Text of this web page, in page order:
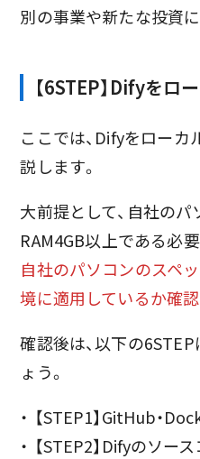
別の事業や新たな投資
【6STEP】Difyをロ
ここでは、Difyをロー
説します。
大前提として、自社のパ
RAM4GB以上である必
自社のパソコンのスペ
境に適用しているか確認
確認後は、以下の
ょう。
【STEP1】GitHub・
【STEP2】Difyのソー